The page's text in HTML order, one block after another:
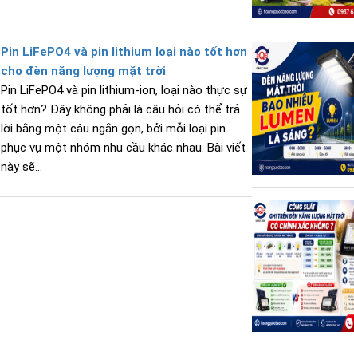
Pin LiFePO4 và pin lithium loại nào tốt hơn
cho đèn năng lượng mặt trời
Pin LiFePO4 và pin lithium-ion, loại nào thực sự
tốt hơn? Đây không phải là câu hỏi có thể trả
lời bằng một câu ngắn gọn, bởi mỗi loại pin
phục vụ một nhóm nhu cầu khác nhau. Bài viết
này sẽ...